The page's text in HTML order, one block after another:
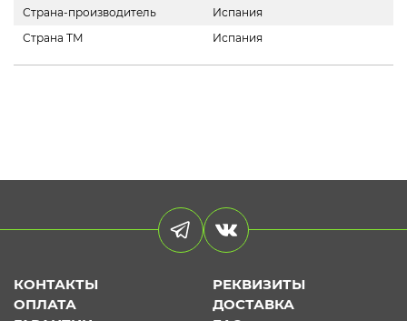
Страна-производитель
Испания
Страна ТМ
Испания
КОНТАКТЫ
РЕКВИЗИТЫ
ОПЛАТА
ДОСТАВКА